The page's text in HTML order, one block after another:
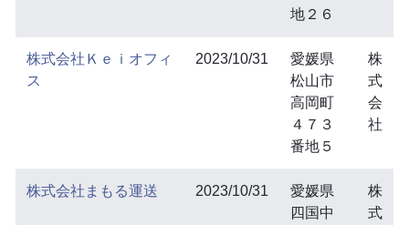
地２６
株式会社Ｋｅｉオフィ
ス
2023/10/31
愛媛県
松山市
高岡町
４７３
番地５
株
式
会
社
株式会社まもる運送 2023/10/31
愛媛県
四国中
株
式